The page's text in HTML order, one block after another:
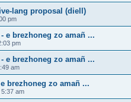
lang proposal (diell)
pm
e brezhoneg zo amañ ...
pm
e brezhoneg zo amañ ...
am
brezhoneg zo amañ ...
am